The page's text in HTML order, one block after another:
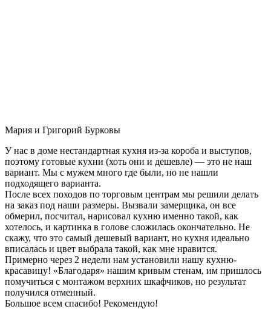
Мария и Григорий Бурковы
У нас в доме нестандартная кухня из-за короба и выступов,
поэтому готовые кухни (хоть они и дешевле) — это не наш
вариант. Мы с мужем много где были, но не нашли
подходящего варианта.
После всех походов по торговым центрам мы решили делать
на заказ под наши размеры. Вызвали замерщика, он все
обмерил, посчитал, нарисовал кухню именно такой, как
хотелось, и картинка в голове сложилась окончательно. Не
скажу, что это самый дешевый вариант, но кухня идеально
вписалась и цвет выбрала такой, как мне нравится.
Примерно через 2 недели нам установили нашу кухню-
красавицу! «Благодаря» нашим кривым стенам, им пришлось
помучиться с монтажом верхних шкафчиков, но результат
получился отменный.
Большое всем спасибо! Рекомендую!